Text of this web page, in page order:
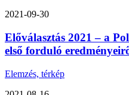
2021-09-30
Előválasztás 2021 – a
első forduló
Elemzés, térkép